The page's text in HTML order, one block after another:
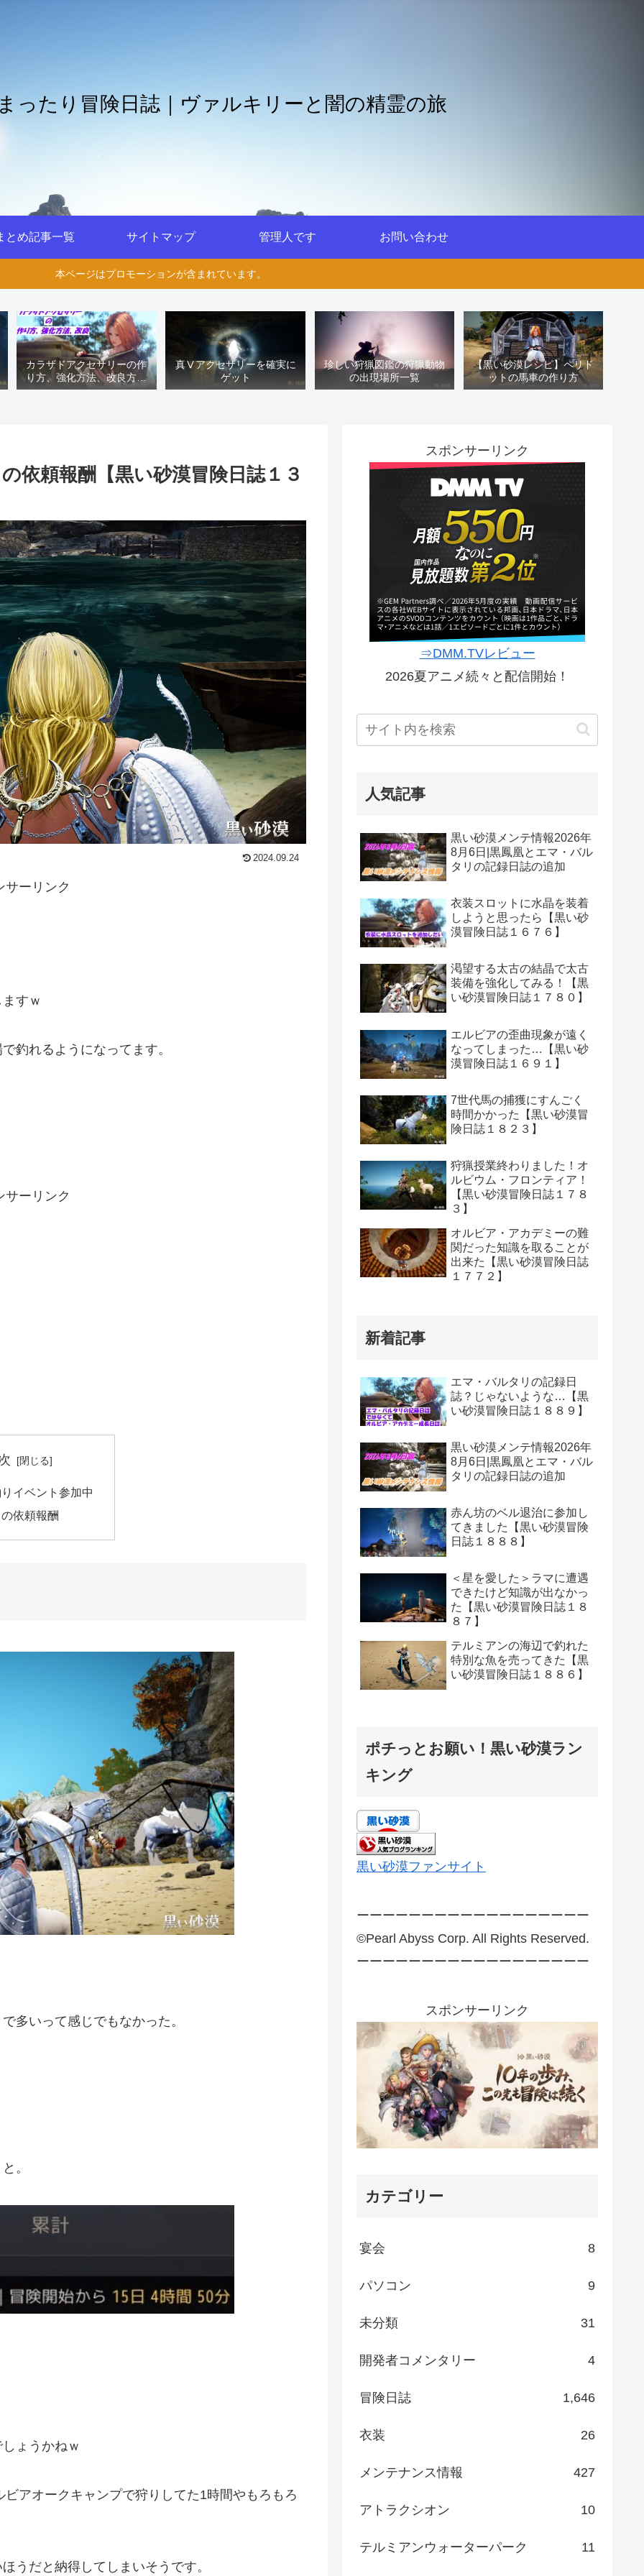
ったり冒険日誌｜ヴァルキリーと闇の精霊の旅
とめ記事一覧 サイトマップ 管理人です お問い合わせ
本ページはプロモーションが含まれています。
カラザドアクセサリーの作
り方、強化方法、改良方法
などまとめ【黒い砂漠冒険
真Ⅴアクセサリーを確実に
ゲット
珍しい狩猟図鑑の狩猟動物
の出現場所一覧
【黒い砂漠レシピ】ペリド
ットの馬車の作り方
依頼報酬【黒い砂漠冒険日誌１３
2024.09.24
サーリンク
すｗ
釣れるようになってます。
サーリンク
イベント参加中
依頼報酬
多いって感じでもなかった。
。
ょうかねｗ
アオークキャンプで狩りしてた1時間やもろもろ
うだと納得してしまいそうです。
スポンサーリンク
⇒DMM.TVレビュー
2026夏アニメ続々と配信開始！
人気記事
黒い砂漠メンテ情報2026年
8月6日|黒鳳凰とエマ・バル
タリの記録日誌の追加
衣装スロットに水晶を装着
しようと思ったら【黒い砂
漠冒険日誌１６７６】
渇望する太古の結晶で太古
装備を強化してみる！【黒
い砂漠冒険日誌１７８０】
エルビアの歪曲現象が遠く
なってしまった…【黒い砂
漠冒険日誌１６９１】
7世代馬の捕獲にすんごく
時間かかった【黒い砂漠冒
険日誌１８２３】
狩猟授業終わりました！オ
ルビウム・フロンティア！
【黒い砂漠冒険日誌１７８
３】
オルビア・アカデミーの難
関だった知識を取ることが
出来た【黒い砂漠冒険日誌
１７７２】
新着記事
エマ・バルタリの記録日
誌？じゃないような…【黒
い砂漠冒険日誌１８８９】
黒い砂漠メンテ情報2026年
8月6日|黒鳳凰とエマ・バル
タリの記録日誌の追加
赤ん坊のベル退治に参加し
てきました【黒い砂漠冒険
日誌１８８８】
＜星を愛した＞ラマに遭遇
できたけど知識が出なかっ
た【黒い砂漠冒険日誌１８
８７】
テルミアンの海辺で釣れた
特別な魚を売ってきた【黒
い砂漠冒険日誌１８８６】
ポチっとお願い！黒い砂漠ラン
キング
黒い砂漠ファンサイト
ーーーーーーーーーーーーーーーーーー
©Pearl Abyss Corp. All Rights Reserved.
ーーーーーーーーーーーーーーーーーー
スポンサーリンク
カテゴリー
宴会 8
パソコン 9
未分類 31
開発者コメンタリー 4
冒険日誌 1,646
衣装 26
メンテナンス情報 427
アトラクシオン 10
テルミアンウォーターパーク 11